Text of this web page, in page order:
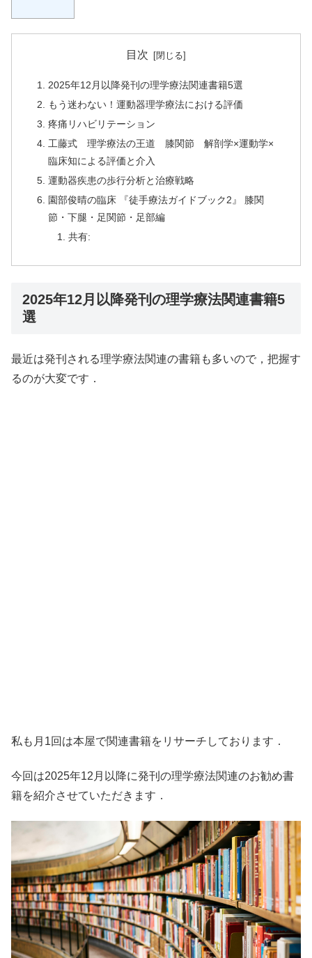
目次
2025年12月以降発刊の理学療法関連書籍5選
もう迷わない！運動器理学療法における評価
疼痛リハビリテーション
工藤式 理学療法の王道 膝関節 解剖学×運動学×
臨床知による評価と介⼊
運動器疾患の歩行分析と治療戦略
園部俊晴の臨床 『徒手療法ガイドブック2』 膝関
節・下腿・足関節・足部編
共有:
2025年12月以降発刊の理学療法関連書籍5
選
最近は発刊される理学療法関連の書籍も多いので，把握す
るのが大変です．
私も月1回は本屋で関連書籍をリサーチしております．
今回は2025年12月以降に発刊の理学療法関連のお勧め書
籍を紹介させていただきます．